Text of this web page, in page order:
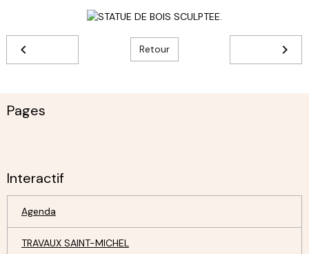
Retour
Pages
Interactif
Agenda
TRAVAUX SAINT-MICHEL